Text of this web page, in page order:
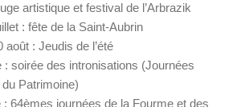
artistique et festival de l’Arbrazik
: fête de la Saint-Aubrin
août : Jeudis de l’été
: soirée des intronisations (Journées
Patrimoine)
: 64èmes journées de la Fourme et des